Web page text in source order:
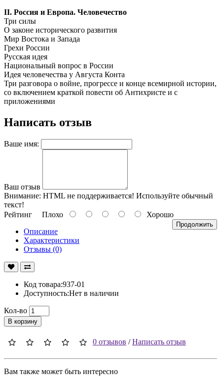
II. Россия и Европа. Человечество
Три силы
О законе исторического развития
Мир Востока и Запада
Грехи России
Русская идея
Национальный вопрос в России
Идея человечества у Августа Конта
Три разговора о войне, прогрессе и конце всемирной истории,
со включением краткой повести об Антихристе и с
приложениями
Написать отзыв
Ваше имя:
Ваш отзыв
Внимание: HTML не поддерживается! Используйте обычный
текст!
Рейтинг Плохо Хорошо
Продолжить
Описание
Характеристики
Отзывы (0)
Код товара:937-01
Доступность:Нет в наличии
Кол-во
В корзину
0 отзывов /Написать отзыв
Вам также может быть интересно